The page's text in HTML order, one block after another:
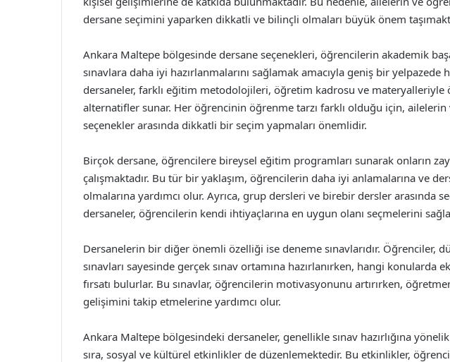
dersane seçimini yaparken dikkatli ve bilinçli olmaları büyük önem
Ankara Maltepe bölgesinde dersane seçenekleri, öğrencilerin akademik
sınavlara daha iyi hazırlanmalarını sağlamak amacıyla geniş bir yelpazede
dersaneler, farklı eğitim metodolojileri, öğretim kadrosu ve materyalleriyle
alternatifler sunar. Her öğrencinin öğrenme tarzı farklı olduğu için,
seçenekler arasında dikkatli bir seçim yapmaları önemlidir.
Birçok dersane, öğrencilere bireysel eğitim programları sunarak onların
çalışmaktadır. Bu tür bir yaklaşım, öğrencilerin daha iyi anlamalarına ve
olmalarına yardımcı olur. Ayrıca, grup dersleri ve birebir dersler arasında
dersaneler, öğrencilerin kendi ihtiyaçlarına en uygun olanı seçmelerini
Dersanelerin bir diğer önemli özelliği ise deneme sınavlarıdır. Öğrenciler,
sınavları sayesinde gerçek sınav ortamına hazırlanırken, hangi konularda
fırsatı bulurlar. Bu sınavlar, öğrencilerin motivasyonunu artırırken,
gelişimini takip etmelerine yardımcı olur.
Ankara Maltepe bölgesindeki dersaneler, genellikle sınav hazırlığına
sıra, sosyal ve kültürel etkinlikler de düzenlemektedir. Bu etkinlikler,